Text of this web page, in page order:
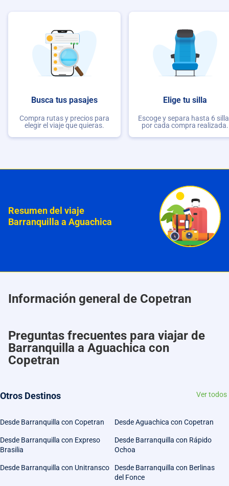
Busca tus pasajes
Compra rutas y precios para
elegir el viaje que quieras.
Elige tu silla
Escoge y separa hasta 6
por cada compra realizada.
Resumen del viaje
Barranquilla a Aguachica
Información general de Copetran
Preguntas frecuentes para viajar de
Barranquilla a Aguachica con
Copetran
Otros Destinos Ver todos
Desde Barranquilla con Copetran Desde Aguachica con Copetran
Desde Barranquilla con Expreso
Brasilia
Desde Barranquilla con Rápido
Ochoa
Desde Barranquilla con Unitransco
Desde Barranquilla con Berlinas
del Fonce